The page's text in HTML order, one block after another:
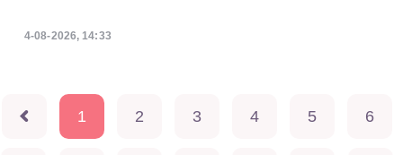
4-08-2026, 14:33
1 2 3 4 5 6